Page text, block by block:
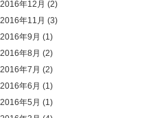
2016年12月 (2)
2016年11月 (3)
2016年9月 (1)
2016年8月 (2)
2016年7月 (2)
2016年6月 (1)
2016年5月 (1)